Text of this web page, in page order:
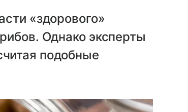
«здорового»
Однако эксперты
подобные